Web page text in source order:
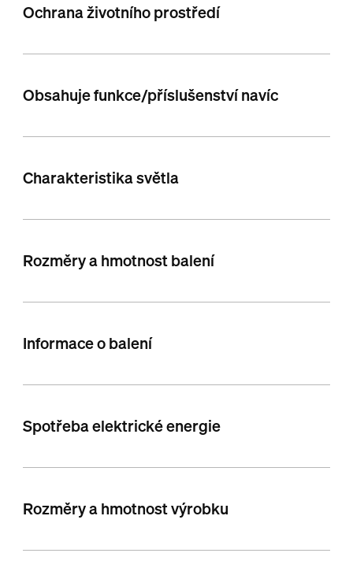
Ochrana životního prostředí
Obsahuje funkce/příslušenství navíc
Charakteristika světla
Rozměry a hmotnost balení
Informace o balení
Spotřeba elektrické energie
Rozměry a hmotnost výrobku